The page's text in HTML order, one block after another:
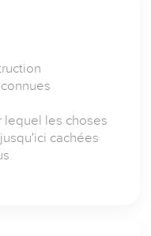
lequel les choses
cachées